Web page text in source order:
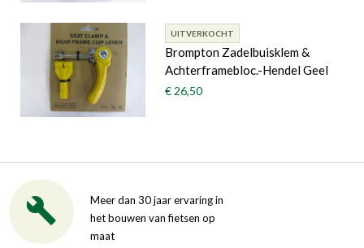
UITVERKOCHT
Brompton Zadelbuisklem &
Achterframebloc.-Hendel Geel
€ 26,50
Meer dan 30 jaar ervaring in
het bouwen van fietsen op
maat